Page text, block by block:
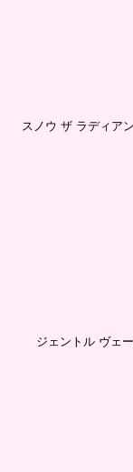
スノウ ザ ラディア
ジェントル ヴェ